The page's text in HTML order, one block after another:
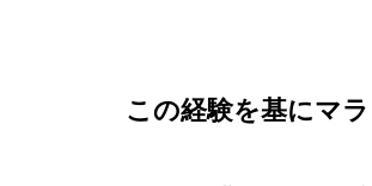
この経験を基にマ